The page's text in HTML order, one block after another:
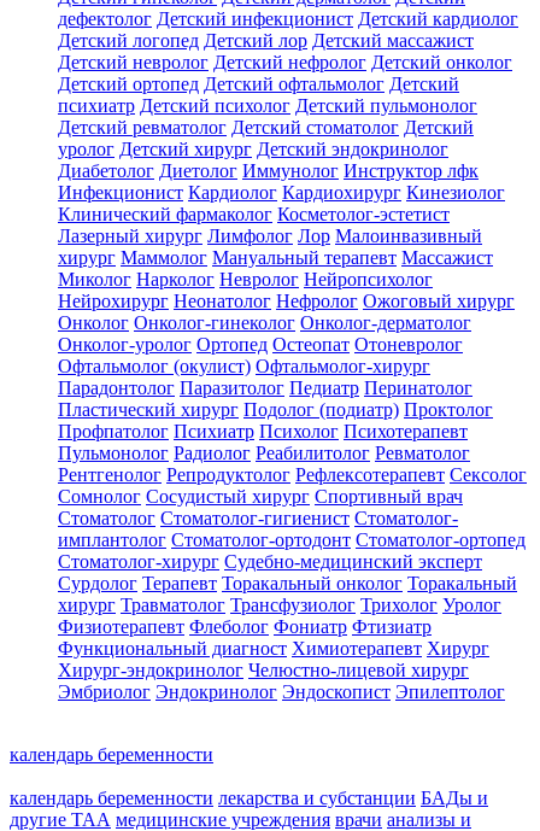
дефектолог Детский инфекционист Детский кардиолог
Детский логопед Детский лор Детский массажист
Детский невролог Детский нефролог Детский онколог
Детский ортопед Детский офтальмолог Детский
психиатр Детский психолог Детский пульмонолог
Детский ревматолог Детский стоматолог Детский
уролог Детский хирург Детский эндокринолог
Диабетолог Диетолог Иммунолог Инструктор лфк
Инфекционист Кардиолог Кардиохирург Кинезиолог
Клинический фармаколог Косметолог-эстетист
Лазерный хирург Лимфолог Лор Малоинвазивный
хирург Маммолог Мануальный терапевт Массажист
Миколог Нарколог Невролог Нейропсихолог
Нейрохирург Неонатолог Нефролог Ожоговый хирург
Онколог Онколог-гинеколог Онколог-дерматолог
Онколог-уролог Ортопед Остеопат Отоневролог
Офтальмолог (окулист) Офтальмолог-хирург
Парадонтолог Паразитолог Педиатр Перинатолог
Пластический хирург Подолог (подиатр) Проктолог
Профпатолог Психиатр Психолог Психотерапевт
Пульмонолог Радиолог Реабилитолог Ревматолог
Рентгенолог Репродуктолог Рефлексотерапевт Сексолог
Сомнолог Сосудистый хирург Спортивный врач
Стоматолог Стоматолог-гигиенист Стоматолог-
имплантолог Стоматолог-ортодонт Стоматолог-ортопед
Стоматолог-хирург Судебно-медицинский эксперт
Сурдолог Терапевт Торакальный онколог Торакальный
хирург Травматолог Трансфузиолог Трихолог Уролог
Физиотерапевт Флеболог Фониатр Фтизиатр
Функциональный диагност Химиотерапевт Хирург
Хирург-эндокринолог Челюстно-лицевой хирург
Эмбриолог Эндокринолог Эндоскопист Эпилептолог
календарь беременности
календарь беременности лекарства и субстанции БАДы и
другие ТАА медицинские учреждения врачи анализы и